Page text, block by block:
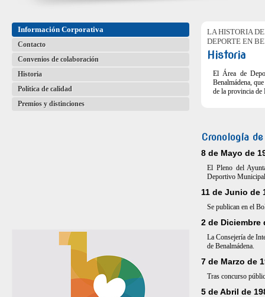
Información Corporativa
Contacto
Convenios de colaboración
Historia
Política de calidad
Premios y distinciones
LA HISTORIA
DEPORTE EN
Historia
El Área de
Benalmádena,
de la provincia de
Cronología
8 de Mayo de
El Pleno del
Deportivo
11 de Junio de
Se publican en el
2 de Diciembre
La Consejería de
de Benalmádena.
7 de Marzo de
Tras concurso
5 de Abril de